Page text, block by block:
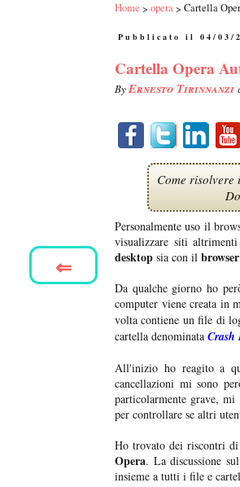
Home opera Cartella
Pubblicato il 04/03/
Cartella Opera
ByErnesto Tirinnanzi
Come
Personalmente uso il
visualizzare siti
desktop sia con il
Da qualche giorno ho
computer viene creata in
volta contiene un file di
cartella denominata Crash
All'inizio ho reagito a
cancellazioni mi sono
particolarmente grave,
per controllare se altri
Ho trovato dei riscontri
Opera. La discussione
insieme a tutti i file e
⇐